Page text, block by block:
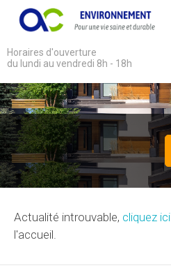
Horaires d'ouverture
du lundi au vendredi 8h - 18h
Actualité introuvable, cliquez ici
l'accueil.